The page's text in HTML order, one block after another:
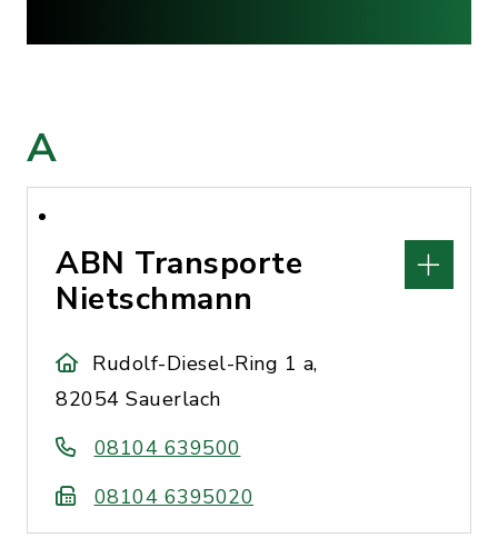
A
ABN Transporte
Nietschmann
Rudolf-Diesel-Ring 1 a,
82054 Sauerlach
08104 639500
08104 6395020